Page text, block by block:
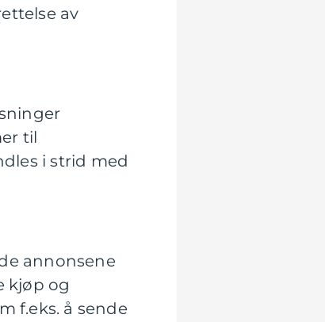
av
til
i strid med
annonsene
kjøp og
f.eks. å sende